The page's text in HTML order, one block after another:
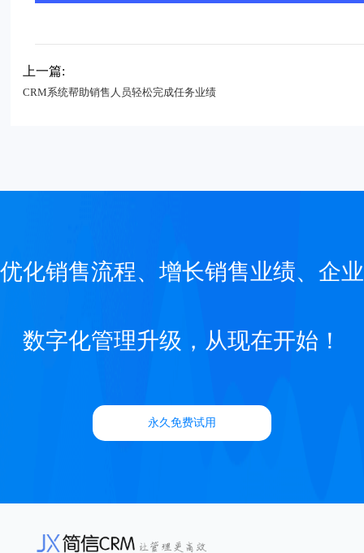
上一篇:
CRM系统帮助销售人员轻松完成任务业绩
优化销售流程、增长销售业绩、企业
数字化管理升级，从现在开始！
永久免费试用